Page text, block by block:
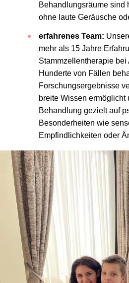
Behandlungsräume sind
ohne laute Geräusche
erfahrenes Team:
mehr als 15 Jahre
Stammzellentherapie bei
Hunderte von Fällen
Forschungsergebnisse
breite Wissen ermöglicht
Behandlung gezielt auf
Besonderheiten wie
Empfindlichkeiten oder